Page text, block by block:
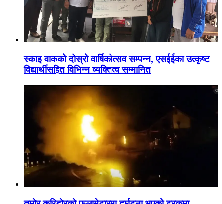
स्काइ वाकको दोस्रो वार्षिकोत्सव सम्पन्न, एसईईका उत्कृष्ट
विद्यार्थीसहित विभिन्न व्यक्तित्व सम्मानित